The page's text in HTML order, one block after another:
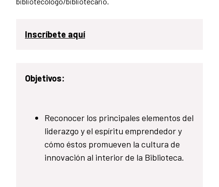
Inscríbete aquí
Objetivos:
Reconocer los principales elementos del
liderazgo y el espíritu emprendedor y
cómo éstos promueven la cultura de
innovación al interior de la Biblioteca.